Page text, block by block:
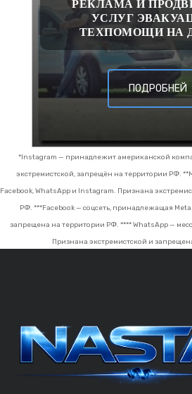
РЕКЛАМА И
УСЛУГ
ТЕХПОМОЩИ НА
ПОДРОБНЕЙ
*Instagram — принадлежит американской
экстремистской, запрещён на территории РФ.
Facebook, WhatsApp и Instagram. Признана
РФ. ***Facebook — соцсеть, принадлежащая
запрещена на территории РФ. **** WhatsApp —
Признана экстремистской и